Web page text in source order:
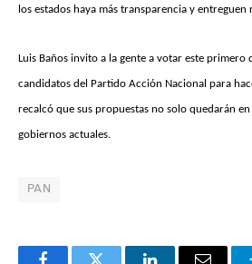
los estados haya más transparencia y entreguen
Luis Baños invito a la gente a votar este primero
candidatos del Partido Acción Nacional para
recalcó que sus propuestas no solo quedarán
gobiernos actuales.
PAN